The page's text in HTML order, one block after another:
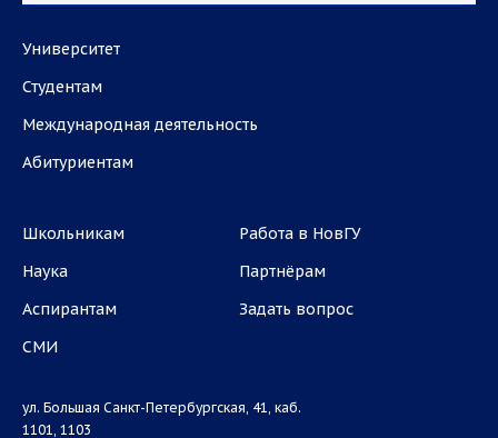
Университет
Студентам
Международная деятельность
Абитуриентам
Школьникам
Наука
Аспирантам
СМИ
Работа в НовГУ
Партнёрам
Задать вопрос
ул. Большая Санкт-Петербургская, 41, каб.
1101, 1103